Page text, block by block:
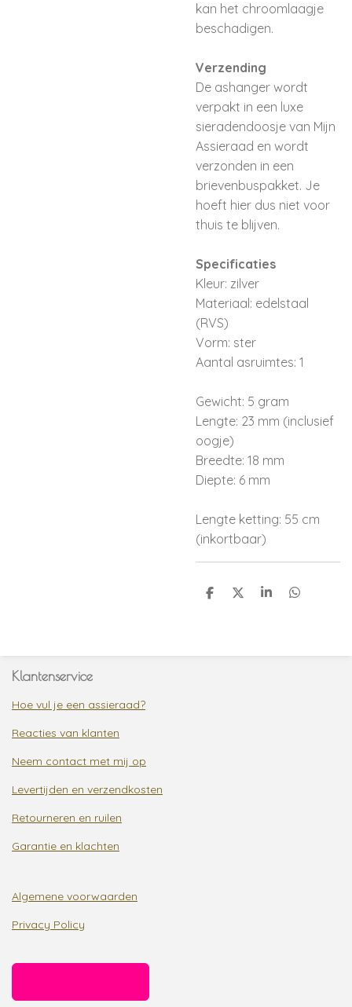
kan het chroomlaagje
beschadigen.
Verzending
De ashanger wordt
verpakt in een luxe
sieradendoosje van Mijn
Assieraad en wordt
verzonden in een
brievenbuspakket. Je
hoeft hier dus niet voor
thuis te blijven.
Specificaties
Kleur: zilver
Materiaal: edelstaal
(RVS)
Vorm: ster
Aantal asruimtes: 1
Gewicht: 5 gram
Lengte: 23 mm (inclusief
oogje)
Breedte: 18 mm
Diepte: 6 mm
Lengte ketting: 55 cm
(inkortbaar)
D
D
S
D
Klantenservice
Hoe vul je een assieraad?
Reacties van klanten
Neem contact met mij op
Levertijden en verzendkosten
Retourneren en ruilen
Garantie en klachten
Algemene voorwaarden
Privacy Policy